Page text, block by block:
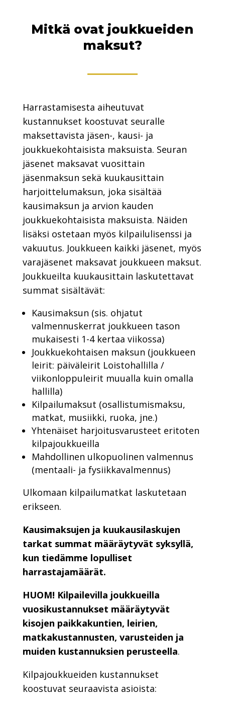
Mitkä ovat joukkueiden
maksut?
Harrastamisesta aiheutuvat
kustannukset koostuvat seuralle
maksettavista jäsen-, kausi- ja
joukkuekohtaisista maksuista. Seuran
jäsenet maksavat vuosittain
jäsenmaksun sekä kuukausittain
harjoittelumaksun, joka sisältää
kausimaksun ja arvion kauden
joukkuekohtaisista maksuista. Näiden
lisäksi ostetaan myös kilpailulisenssi ja
vakuutus. Joukkueen kaikki jäsenet, myös
varajäsenet maksavat joukkueen maksut.
Joukkueilta kuukausittain laskutettavat
summat sisältävät:
Kausimaksun (sis. ohjatut
valmennuskerrat joukkueen tason
mukaisesti 1-4 kertaa viikossa)
Joukkuekohtaisen maksun (joukkueen
leirit: päiväleirit Loistohallilla /
viikonloppuleirit muualla kuin omalla
hallilla)
Kilpailumaksut (osallistumismaksu,
matkat, musiikki, ruoka, jne.)
Yhtenäiset harjoitusvarusteet eritoten
kilpajoukkueilla
Mahdollinen ulkopuolinen valmennus
(mentaali- ja fysiikkavalmennus)
Ulkomaan kilpailumatkat laskutetaan
erikseen.
Kausimaksujen ja kuukausilaskujen
tarkat summat määräytyvät syksyllä,
kun tiedämme lopulliset
harrastajamäärät.
HUOM! Kilpailevilla joukkueilla
vuosikustannukset määräytyvät
kisojen paikkakuntien, leirien,
matkakustannusten, varusteiden ja
muiden kustannuksien perusteella.
Kilpajoukkueiden kustannukset
koostuvat seuraavista asioista: